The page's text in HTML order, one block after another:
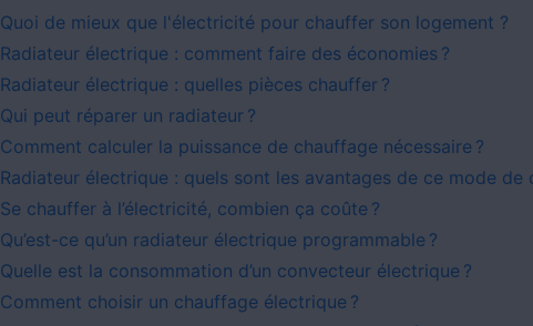
Quoi de mieux que l'électricité pour chauffer son logement ?
Radiateur électrique : comment faire des économies ?
Radiateur électrique : quelles pièces chauffer ?
Qui peut réparer un radiateur ?
Comment calculer la puissance de chauffage nécessaire ?
Radiateur électrique : quels sont les avantages de ce mode de
Se chauffer à l’électricité, combien ça coûte ?
Qu’est-ce qu’un radiateur électrique programmable ?
Quelle est la consommation d’un convecteur électrique ?
Comment choisir un chauffage électrique ?